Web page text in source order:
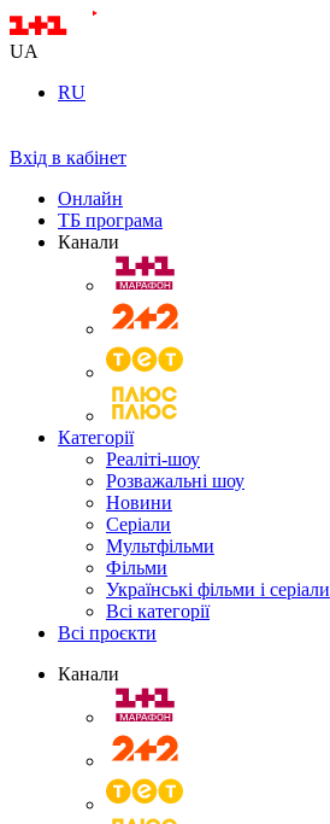
UA
RU
Вхід в кабінет
Онлайн
ТБ програма
Канали
Категорії
Реаліті-шоу
Розважальні шоу
Новини
Серіали
Мультфільми
Фільми
Українські фільми і серіали
Всі категорії
Всі проєкти
Канали